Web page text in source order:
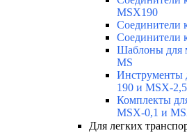
MSX190
Соединители
Соединители
Шаблоны для
MS
Инструменты
190 и MSX-2,5
Комплекты
MSX-0,1 и
Для легких